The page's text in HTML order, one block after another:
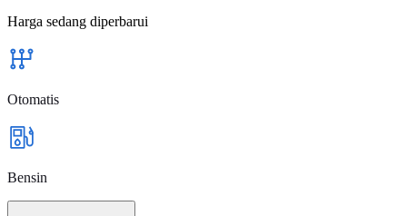
Harga sedang diperbarui
Otomatis
Bensin